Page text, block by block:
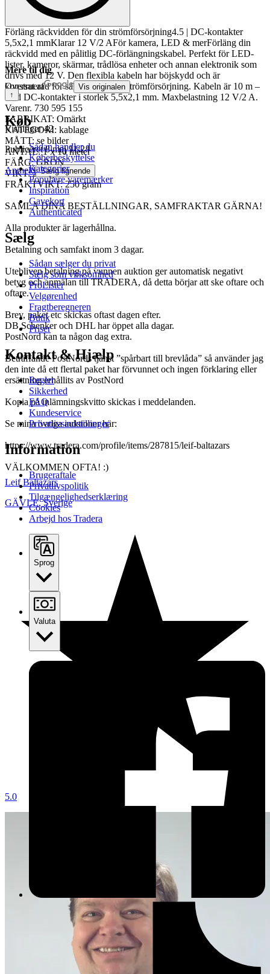
Förläng räckvidden för din strömförsörjning4.5 | DC-kontakter
5,5x2,1 mmKlarar 12 V/2 AFör kamera, LED & merFörläng din
räckvidd med en pålitlig DC-förlängningskabel. Perfekt för LED-
lister, kameror, skärmar, trådlösa enheter och annan elektronik som
drivs med 12 V. Den flexibla kabeln har böjskydd och är
konstruerad för säker och stabil strömförsörjning. Kabeln är 10 m –
med DC-kontakter i storlek 5,5x2,1 mm. Maxbelastning 12 V/2 A.
FABRIKAT: Omärkt
KATEGORI: kablage
MÅTT: se bilder
ANTAL: 1 x 10 meter
FÄRG: GRÖN
VIKT: 230 gram
FRAKTVIKT: 250 gram
SAMLA DINA BESTÄLLNINGAR, SAMFRAKTAR GÄRNA!
Alla produkter är lagerhållna.
Betalning och samfakt inom 3 dagar.
Utebliven betalning på vunnen auktion ger automatisk negativt
betyg och anmälan till TRADERA, då detta börjar att ske oftare och
oftare.
Brev, paket etc skickas oftast dagen efter.
DB Schenker och DHL har öppet alla dagar.
PostNord kan ta någon dag extra.
Beträffande PostNords tjänst ”spårbart till brevlåda” så använder jag
den inte då ett flertal paket har förvunnet och ingen förklaring eller
ersättning erhållits av PostNord
Kopia på inlämningskvitto skickas i meddelanden.
Se mina övriga auktioner här:
https://www.tradera.com/profile/items/287815/leif-baltazars
VÄLKOMMEN OFTA! :)
Oversat af Vis originalen
Varenr. 730 595 155
Visninger 42
Publiceret 8 maj 11:24
Anmeld Sælg lignende
Leif Baltazars
GÄVLE,Sverige
5.0
Mere til dig
↑
Køb
Sådan handler du
Køberbeskyttelse
Kategorier
Populære varemærker
Inspiration
Gavekort
Authenticated
Sælg
Sådan sælger du privat
Sælg som virksomhed
ProLister
Velgørenhed
Fragtberegneren
Butik
Priser
Kontakt & Hjælp
Regler
Sikkerhed
FAQ
Kundeservice
Privatlivsindstillinger
Information
Brugeraftale
Privatlivspolitik
Tilgængelighedserklæring
Cookies
Arbejd hos Tradera
Sprog
Valuta